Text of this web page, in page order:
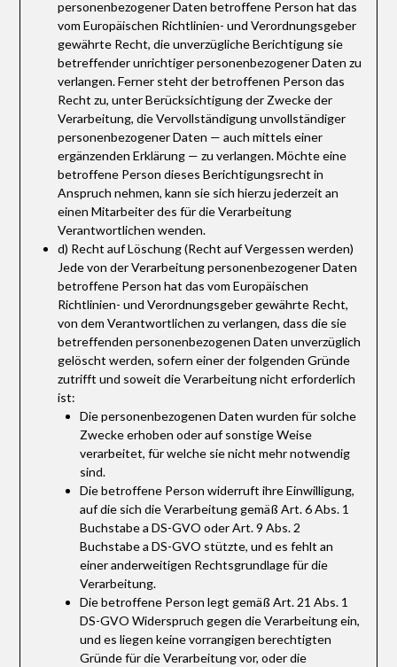
personenbezogener Daten betroffene Person hat das
vom Europäischen Richtlinien- und Verordnungsgeber
gewährte Recht, die unverzügliche Berichtigung sie
betreffender unrichtiger personenbezogener Daten zu
verlangen. Ferner steht der betroffenen Person das
Recht zu, unter Berücksichtigung der Zwecke der
Verarbeitung, die Vervollständigung unvollständiger
personenbezogener Daten — auch mittels einer
ergänzenden Erklärung — zu verlangen. Möchte eine
betroffene Person dieses Berichtigungsrecht in
Anspruch nehmen, kann sie sich hierzu jederzeit an
einen Mitarbeiter des für die Verarbeitung
Verantwortlichen wenden.
d) Recht auf Löschung (Recht auf Vergessen werden)
Jede von der Verarbeitung personenbezogener Daten
betroffene Person hat das vom Europäischen
Richtlinien- und Verordnungsgeber gewährte Recht,
von dem Verantwortlichen zu verlangen, dass die sie
betreffenden personenbezogenen Daten unverzüglich
gelöscht werden, sofern einer der folgenden Gründe
zutrifft und soweit die Verarbeitung nicht erforderlich
ist:
Die personenbezogenen Daten wurden für solche
Zwecke erhoben oder auf sonstige Weise
verarbeitet, für welche sie nicht mehr notwendig
sind.
Die betroffene Person widerruft ihre Einwilligung,
auf die sich die Verarbeitung gemäß Art. 6 Abs. 1
Buchstabe a DS-GVO oder Art. 9 Abs. 2
Buchstabe a DS-GVO stützte, und es fehlt an
einer anderweitigen Rechtsgrundlage für die
Verarbeitung.
Die betroffene Person legt gemäß Art. 21 Abs. 1
DS-GVO Widerspruch gegen die Verarbeitung ein,
und es liegen keine vorrangigen berechtigten
Gründe für die Verarbeitung vor, oder die